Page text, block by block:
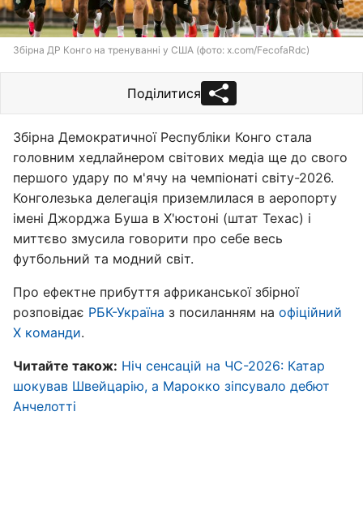
Збірна ДР Конго на тренуванні у США (фото: x.com/FecofaRdc)
Поділитися
Збірна Демократичної Республіки Конго стала
головним хедлайнером світових медіа ще до свого
першого удару по м'ячу на чемпіонаті світу-2026.
Конголезька делегація приземлилася в аеропорту
імені Джорджа Буша в Х'юстоні (штат Техас) і
миттєво змусила говорити про себе весь
футбольний та модний світ.
Про ефектне прибуття африканської збірної
розповідає РБК-Україна з посиланням на офіційний
Х команди.
Читайте також: Ніч сенсацій на ЧС-2026: Катар
шокував Швейцарію, а Марокко зіпсувало дебют
Анчелотті